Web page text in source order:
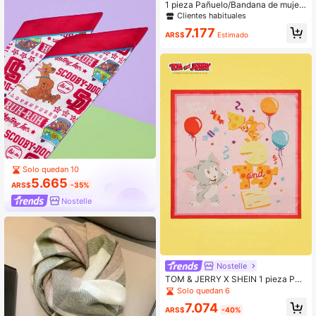
Solo quedan 10
ARS$5.665 -35%
Nostelle
1 pieza Pañuelo/Bandana de mujer
con estampado de vaquera y estilo
y decoración con colgante de turqu
Clientes habituales
ARS$7.177 Estimado
Nostelle
TOM & JERRY X SHEIN 1 pieza Pañ
uelo cuadrado de mujer con estamp
ado lindo de ratón, gato y queso
Solo quedan 6
ARS$7.074 -40%